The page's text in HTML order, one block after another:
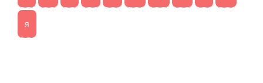
я